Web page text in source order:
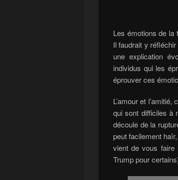
Les émotions de la
Il faudrait y
une explication
individus qui les
éprouver ces
L’amour et
qui sont difficiles à
découle de la
peut facilement
vient de vous faire
Trump pour